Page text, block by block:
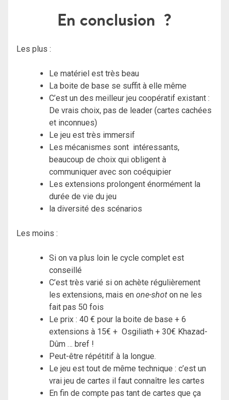
En conclusion ?
Les plus :
Le matériel est très beau
La boite de base se suffit à elle même
C’est un des meilleur jeu coopératif existant :
De vrais choix, pas de leader (cartes cachées
et inconnues)
Le jeu est très immersif
Les mécanismes sont intéressants,
beaucoup de choix qui obligent à
communiquer avec son coéquipier
Les extensions prolongent énormément la
durée de vie du jeu
la diversité des scénarios
Les moins :
Si on va plus loin le cycle complet est
conseillé
C’est très varié si on achète régulièrement
les extensions, mais en one-shot on ne les
fait pas 50 fois
Le prix : 40 € pour la boite de base + 6
extensions à 15€ + Osgiliath + 30€ Khazad-
Dûm … bref !
Peut-être répétitif à la longue.
Le jeu est tout de même technique : c’est un
vrai jeu de cartes il faut connaître les cartes
En fin de compte pas tant de cartes que ça